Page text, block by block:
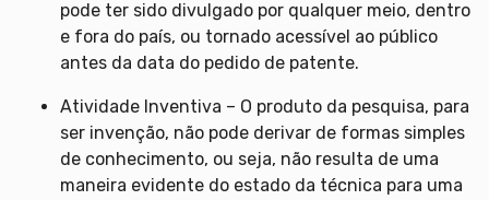
pode ter sido divulgado por qualquer meio, dentro
e fora do país, ou tornado acessível ao público
antes da data do pedido de patente.
Atividade Inventiva – O produto da pesquisa, para
ser invenção, não pode derivar de formas simples
de conhecimento, ou seja, não resulta de uma
maneira evidente do estado da técnica para uma